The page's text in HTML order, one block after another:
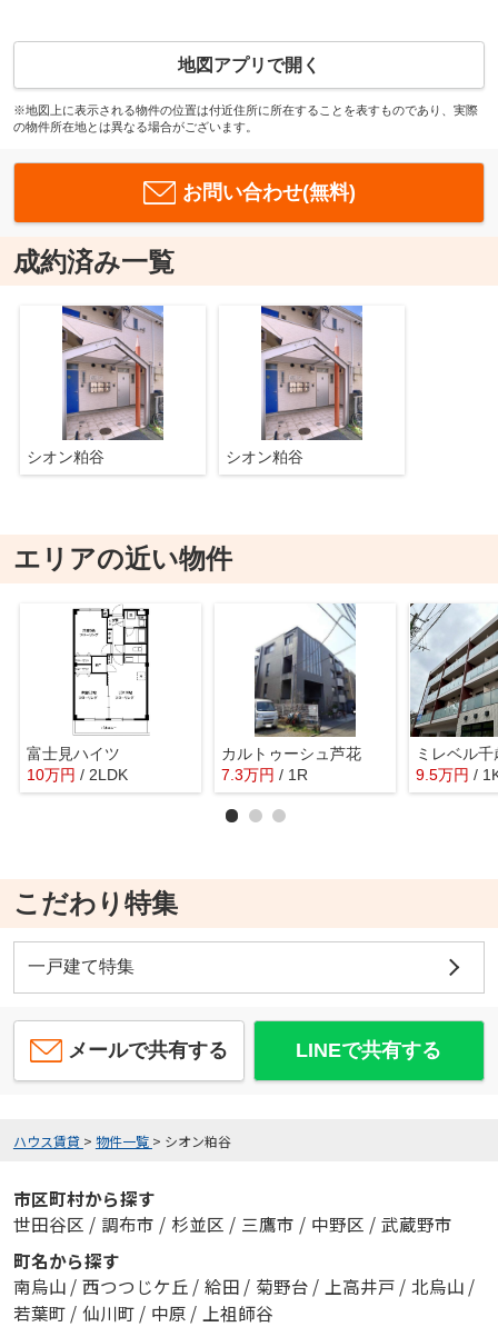
地図アプリで開く
※地図上に表示される物件の位置は付近住所に所在することを表すものであり、実際
の物件所在地とは異なる場合がございます。
お問い合わせ(無料)
成約済み一覧
シオン粕谷 シオン粕谷
エリアの近い物件
富士見ハイツ
10万円 / 2LDK
カルトゥーシュ芦花
7.3万円 / 1R
ミレベル千
9.5万円 /
こだわり特集
一戸建て特集
メールで共有する LINEで共有する
ハウス賃貸 > 物件一覧 > シオン粕谷
市区町村から探す
世田谷区 / 調布市 / 杉並区 / 三鷹市 / 中野区 / 武蔵野市
町名から探す
南烏山 / 西つつじケ丘 / 給田 / 菊野台 / 上高井戸 / 北烏山 /
若葉町 / 仙川町 / 中原 / 上祖師谷